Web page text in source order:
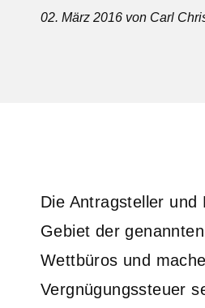
02. März 2016 von Carl
Die Antragsteller
Gebiet der
Wettbüros und
Vergnügungssteuer